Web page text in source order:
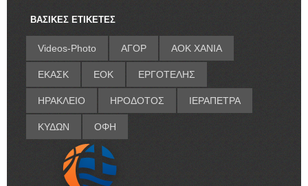
ΒΑΣΙΚΕΣ ΕΤΙΚΕΤΕΣ
Videos-Photo ΑΓΟΡ ΑΟΚ ΧΑΝΙΑ
ΕΚΑΣΚ ΕΟΚ ΕΡΓΟΤΕΛΗΣ
ΗΡΑΚΛΕΙΟ ΗΡΟΔΟΤΟΣ ΙΕΡΑΠΕΤΡΑ
ΚΥΔΩΝ ΟΦΗ